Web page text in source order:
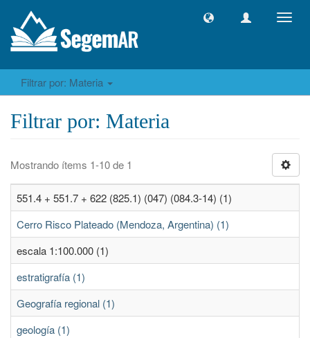
Filtrar por: Materia
Filtrar por: Materia
Mostrando ítems 1-10 de 1
551.4 + 551.7 + 622 (825.1) (047) (084.3-14) (1)
Cerro Risco Plateado (Mendoza, Argentina) (1)
escala 1:100.000 (1)
estratigrafía (1)
Geografía regional (1)
geología (1)